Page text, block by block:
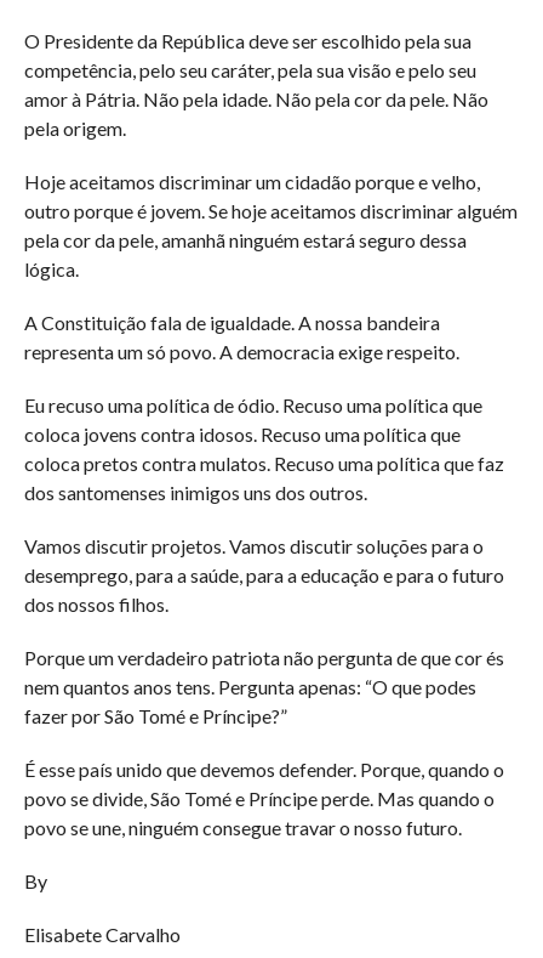
O Presidente da República deve ser escolhido pela sua
competência, pelo seu caráter, pela sua visão e pelo seu
amor à Pátria. Não pela idade. Não pela cor da pele. Não
pela origem.
Hoje aceitamos discriminar um cidadão porque e velho,
outro porque é jovem. Se hoje aceitamos discriminar alguém
pela cor da pele, amanhã ninguém estará seguro dessa
lógica.
A Constituição fala de igualdade. A nossa bandeira
representa um só povo. A democracia exige respeito.
Eu recuso uma política de ódio. Recuso uma política que
coloca jovens contra idosos. Recuso uma política que
coloca pretos contra mulatos. Recuso uma política que faz
dos santomenses inimigos uns dos outros.
Vamos discutir projetos. Vamos discutir soluções para o
desemprego, para a saúde, para a educação e para o futuro
dos nossos filhos.
Porque um verdadeiro patriota não pergunta de que cor és
nem quantos anos tens. Pergunta apenas: “O que podes
fazer por São Tomé e Príncipe?”
É esse país unido que devemos defender. Porque, quando o
povo se divide, São Tomé e Príncipe perde. Mas quando o
povo se une, ninguém consegue travar o nosso futuro.
By
Elisabete Carvalho